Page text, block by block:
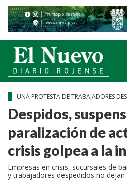
UNA PROTESTA DE TRABAJADORES
Despidos,
paralización de
crisis golpea a la
Empresas en crisis, sucursales de
y trabajadores despedidos no